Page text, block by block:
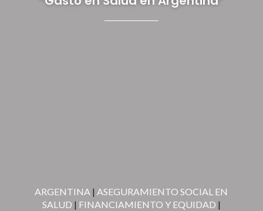
ARGENTINA |ASEGURAMIENTO SOCIAL EN
SALUD | FINANCIAMIENTO Y EQUIDAD |